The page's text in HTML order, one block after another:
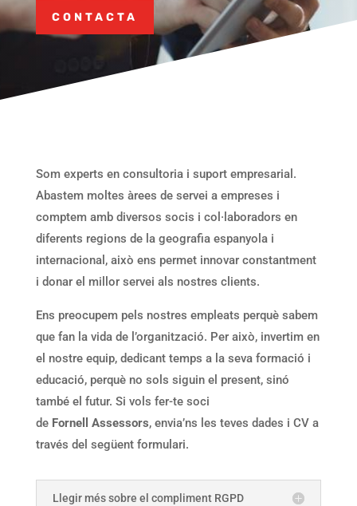
CONTACTA
Som experts en consultoria i suport empresarial.
Abastem moltes àrees de servei a empreses i
comptem amb diversos socis i col·laboradors en
diferents regions de la geografia espanyola i
internacional, això ens permet innovar constantment
i donar el millor servei als nostres clients.
Ens preocupem pels nostres empleats perquè sabem
que fan la vida de l’organització. Per això, invertim en
el nostre equip, dedicant temps a la seva formació i
educació, perquè no sols siguin el present, sinó
també el futur. Si vols fer-te soci
de Fornell Assessors, envia’ns les teves dades i CV a
través del següent formulari.
Llegir més sobre el compliment RGPD